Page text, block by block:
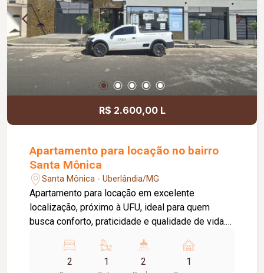
R$ 2.600,00 L
Apartamento para locação no bairro
Santa Mônica
Santa Mônica - Uberlândia/MG
Apartamento para locação em excelente
localização, próximo à UFU, ideal para quem
busca conforto, praticidade e qualidade de vida.
01 suíte. Banheiro social completo, equipado com
box em vidro temperado, armário e espelho. Sala
2 1 2 1